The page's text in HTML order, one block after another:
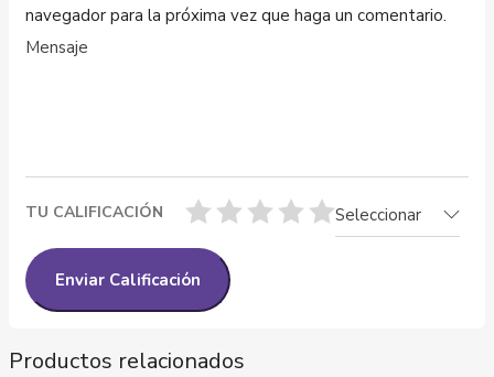
navegador para la próxima vez que haga un comentario.
TU CALIFICACIÓN Seleccionar
Productos relacionados